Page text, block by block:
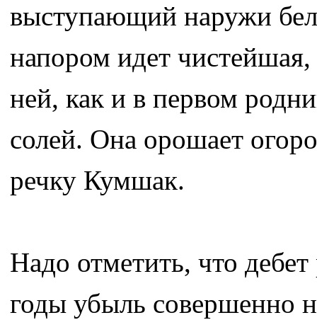
выступающий наружи
напором идет чистейшая,
ней, как и в первом
солей. Она орошает
речку Кумшак.
Надо отметить, что
годы убыль совершенно